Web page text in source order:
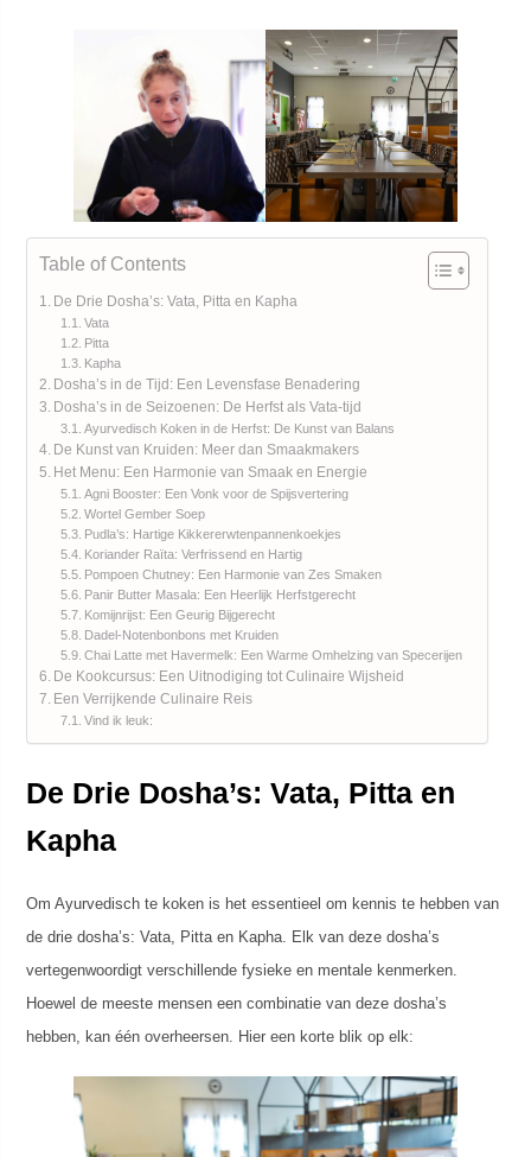
Table of Contents
De Drie Dosha’s: Vata, Pitta en Kapha
Vata
Pitta
Kapha
Dosha’s in de Tijd: Een Levensfase Benadering
Dosha’s in de Seizoenen: De Herfst als Vata-tijd
Ayurvedisch Koken in de Herfst: De Kunst van Balans
De Kunst van Kruiden: Meer dan Smaakmakers
Het Menu: Een Harmonie van Smaak en Energie
Agni Booster: Een Vonk voor de Spijsvertering
Wortel Gember Soep
Pudla’s: Hartige Kikkererwtenpannenkoekjes
Koriander Raïta: Verfrissend en Hartig
Pompoen Chutney: Een Harmonie van Zes Smaken
Panir Butter Masala: Een Heerlijk Herfstgerecht
Komijnrijst: Een Geurig Bijgerecht
Dadel-Notenbonbons met Kruiden
Chai Latte met Havermelk: Een Warme Omhelzing van Specerijen
De Kookcursus: Een Uitnodiging tot Culinaire Wijsheid
Een Verrijkende Culinaire Reis
Vind ik leuk:
De Drie Dosha’s: Vata, Pitta en
Kapha
Om Ayurvedisch te koken is het essentieel om kennis te hebben van
de drie dosha’s: Vata, Pitta en Kapha. Elk van deze dosha’s
vertegenwoordigt verschillende fysieke en mentale kenmerken.
Hoewel de meeste mensen een combinatie van deze dosha’s
hebben, kan één overheersen. Hier een korte blik op elk: